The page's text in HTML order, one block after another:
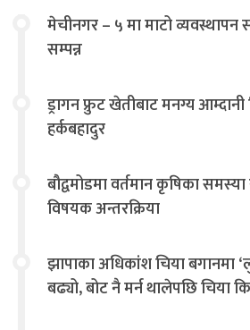
मेचीनगर – ५ मा माटो व्यवस्थापन
सम्पन्न
ड्रागन फ्रुट खेतीबाट मनग्य
हर्कबहादुर
बौद्वमोडमा वर्तमान कृषिका समस्या र समाधान
विषयक अन्तरक्रिया
झापाका अधिकांश चिया बगानमा
बढ्यो, बोट नै मर्न थालेपछि चिया